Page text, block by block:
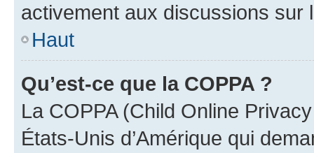
activement aux discussions sur
Haut
Qu’est-ce que la COPPA ?
La COPPA (Child Online
États-Unis d’Amérique qui